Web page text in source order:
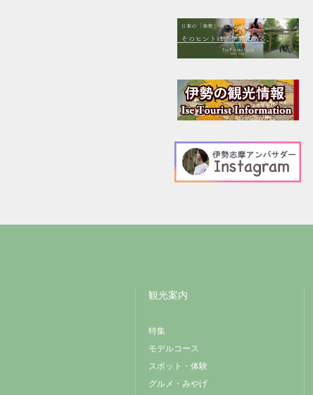
観光案内
特集
モデルコース
スポット・体験
グルメ・みやげ